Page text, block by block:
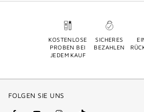
KOSTENLOSE
PROBEN BEI
JEDEM KAUF
SICHERES
BEZAHLEN
FOLGEN SIE UNS